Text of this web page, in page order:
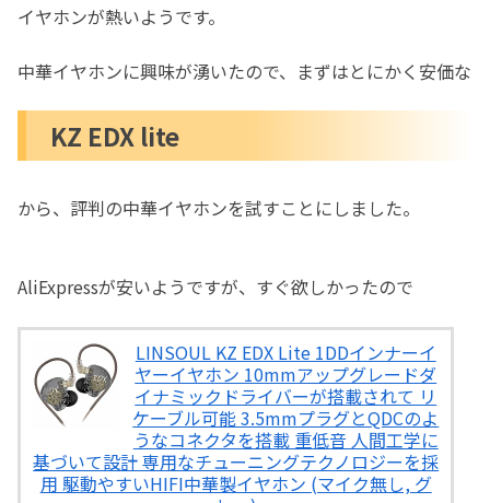
イヤホンが熱いようです。
中華イヤホンに興味が湧いたので、まずはとにかく安価な
KZ EDX lite
から、評判の中華イヤホンを試すことにしました。
AliExpressが安いようですが、すぐ欲しかったので
LINSOUL KZ EDX Lite 1DDインナーイ
ヤーイヤホン 10mmアップグレードダ
イナミックドライバーが搭載されて リ
ケーブル可能 3.5mmプラグとQDCのよ
うなコネクタを搭載 重低音 人間工学に
基づいて設計 専用なチューニングテクノロジーを採
用 駆動やすいHIFI中華製イヤホン (マイク無し, グ